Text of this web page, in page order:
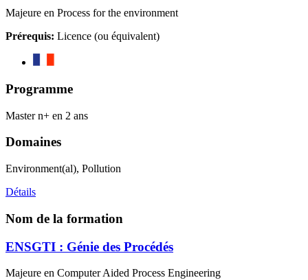
Majeure en Process for the environment
Prérequis: Licence (ou équivalent)
Programme
Master n+ en 2 ans
Domaines
Environment(al), Pollution
Détails
Nom de la formation
ENSGTI : Génie des Procédés
Majeure en Computer Aided Process Engineering